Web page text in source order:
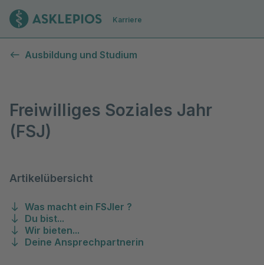
Zur Startseite
Karriere
Ausbildung und Studium
Freiwilliges Soziales Jahr
(FSJ)
Artikelübersicht
Was macht ein FSJler ?
Du bist...
Wir bieten...
Deine Ansprechpartnerin